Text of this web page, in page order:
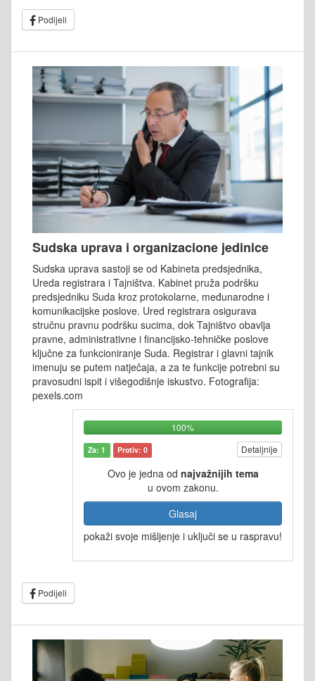
Podijeli
Sudska uprava i organizacione jedinice
Sudska uprava sastoji se od Kabineta predsjednika,
Ureda registrara i Tajništva. Kabinet pruža podršku
predsjedniku Suda kroz protokolarne, međunarodne i
komunikacijske poslove. Ured registrara osigurava
stručnu pravnu podršku sucima, dok Tajništvo obavlja
pravne, administrativne i financijsko-tehničke poslove
ključne za funkcioniranje Suda. Registrar i glavni tajnik
imenuju se putem natječaja, a za te funkcije potrebni su
pravosudni ispit i višegodišnje iskustvo. Fotografija:
pexels.com
100%
Za: 1 Protiv: 0 Detaljnije
Ovo je jedna od najvažnijih tema
u ovom zakonu.
Glasaj
pokaži svoje mišljenje i uključi se u raspravu!
Podijeli